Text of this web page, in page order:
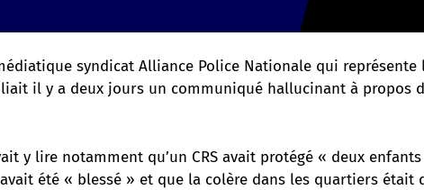
syndicat Alliance Police Nationale qui
il y a deux jours un communiqué hallucinant à propos
y lire notamment qu’un CRS avait protégé « deux enfants
été « blessé » et que la colère dans les quartiers était